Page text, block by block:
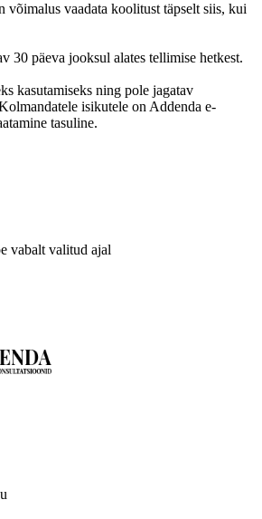
võimalus vaadata koolitust täpselt siis, kui
30 päeva jooksul alates tellimise hetkest.
kasutamiseks ning pole jagatav
isikutele on Addenda e-
tasuline.
vabalt valitud ajal